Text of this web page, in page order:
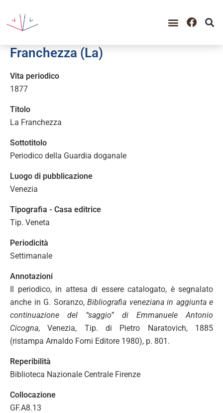
Franchezza (La)
Vita periodico
1877
Titolo
La Franchezza
Sottotitolo
Periodico della Guardia doganale
Luogo di pubblicazione
Venezia
Tipografia - Casa editrice
Tip. Veneta
Periodicità
Settimanale
Annotazioni
Il periodico, in attesa di essere catalogato, è segnalato
anche in G. Soranzo, Bibliografia veneziana in aggiunta e
continuazione del “saggio” di Emmanuele Antonio
Cicogna, Venezia, Tip. di Pietro Naratovich, 1885
(ristampa Arnaldo Forni Editore 1980), p. 801.
Reperibilità
Biblioteca Nazionale Centrale Firenze
Collocazione
GF.A8.13